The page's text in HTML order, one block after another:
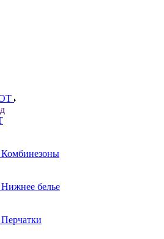
Комбинезоны
Нижнее белье
Перчатки